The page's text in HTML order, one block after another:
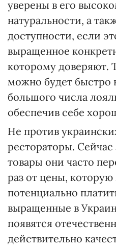
уверены в его
натуральности, а
доступности, если
выращенное
которому доверяют.
можно будет быстро
большого числа
обеспечив себе
Не против
рестораторы.
товары они часто
раз от цены,
потенциально
выращенные в
появятся
действительно